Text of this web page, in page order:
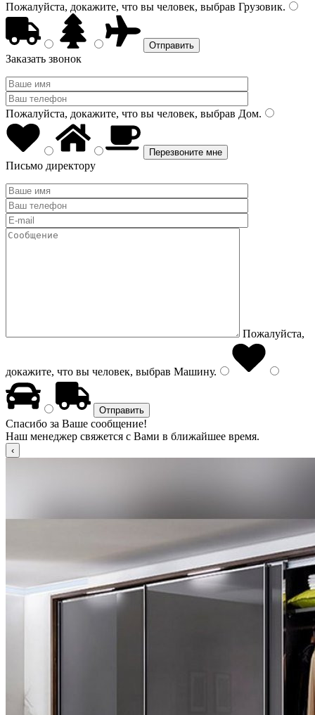
Пожалуйста, докажите, что вы человек, выбрав Грузовик.
Заказать звонок
Пожалуйста, докажите, что вы человек, выбрав Дом.
Письмо директору
Пожалуйста,
докажите, что вы человек, выбрав Машину.
Спасибо за Ваше сообщение!
Наш менеджер свяжется с Вами в ближайшее время.